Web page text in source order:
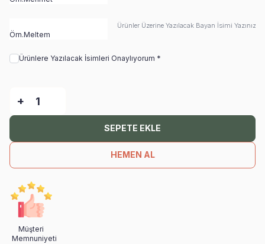
Ürünler Üzerine Yazılacak Bayan İsimi Yazınız *
Ürünlere Yazılacak İsimleri Onaylıyorum *
-
+
SEPETE EKLE
HEMEN AL
Müşteri
Memnuniyeti